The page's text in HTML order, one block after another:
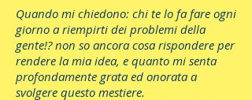
Quando mi chiedono: chi te lo fa fare ogni
giorno a riempirti dei problemi della
gente!? non so ancora cosa rispondere per
rendere la mia idea, e quanto mi senta
profondamente grata ed onorata a
svolgere questo mestiere.